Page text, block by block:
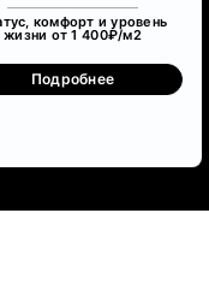
комфорт и уровень
жизни от 1 400₽/м2
Подробнее